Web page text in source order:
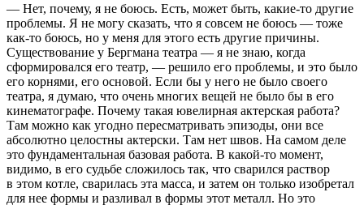
— Нет, почему, я не боюсь. Есть, может быть, какие-то другие
проблемы. Я не могу сказать, что я совсем не боюсь — тоже
как-то боюсь, но у меня для этого есть другие причины.
Существование у Бергмана театра — я не знаю, когда
сформировался его театр, — решило его проблемы, и это было
его корнями, его основой. Если бы у него не было своего
театра, я думаю, что очень многих вещей не было бы в его
кинематографе. Почему такая ювелирная актерская работа?
Там можно как угодно пересматривать эпизоды, они все
абсолютно целостны актерски. Там нет швов. На самом деле
это фундаментальная базовая работа. В какой-то момент,
видимо, в его судьбе сложилось так, что сварился раствор
в этом котле, сварилась эта масса, и затем он только изобретал
для нее формы и разливал в формы этот металл. Но это